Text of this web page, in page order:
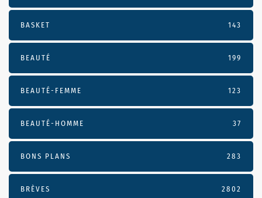
BASKET 143
BEAUTÉ 199
BEAUTÉ-FEMME 123
BEAUTÉ-HOMME 37
BONS PLANS 283
BRÈVES 2802